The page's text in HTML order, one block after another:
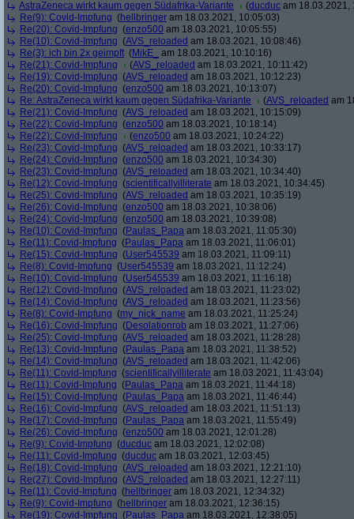
AstraZeneca wirkt kaum gegen Südafrika-Variante
(ducduc am 18.03.2021,
Re(9): Covid-Impfung (hellbringer am 18.03.2021, 10:05:03)
Re(20): Covid-Impfung (enzo500 am 18.03.2021, 10:05:55)
Re(10): Covid-Impfung (AVS_reloaded am 18.03.2021, 10:08:46)
Re(3): ich bin 2x geimpft (MikE_
am 18.03.2021, 10:10:16)
Re(21): Covid-Impfung
(AVS_reloaded am 18.03.2021, 10:11:42)
Re(19): Covid-Impfung (AVS_reloaded am 18.03.2021, 10:12:23)
Re(20): Covid-Impfung (enzo500 am 18.03.2021, 10:13:07)
Re: AstraZeneca wirkt kaum gegen Südafrika-Variante
(AVS_reloaded am
Re(21): Covid-Impfung (AVS_reloaded am 18.03.2021, 10:15:09)
Re(22): Covid-Impfung (enzo500 am 18.03.2021, 10:18:14)
Re(22): Covid-Impfung
(enzo500 am 18.03.2021, 10:24:22)
Re(23): Covid-Impfung (AVS_reloaded am 18.03.2021, 10:33:17)
Re(24): Covid-Impfung (enzo500 am 18.03.2021, 10:34:30)
Re(23): Covid-Impfung (AVS_reloaded am 18.03.2021, 10:34:40)
Re(12): Covid-Impfung (scientificallyilliterate am 18.03.2021, 10:34:45)
Re(25): Covid-Impfung (AVS_reloaded am 18.03.2021, 10:35:19)
Re(26): Covid-Impfung (enzo500 am 18.03.2021, 10:38:06)
Re(24): Covid-Impfung (enzo500 am 18.03.2021, 10:39:08)
Re(10): Covid-Impfung (Paulas_Papa am 18.03.2021, 11:05:30)
Re(11): Covid-Impfung (Paulas_Papa am 18.03.2021, 11:06:01)
Re(15): Covid-Impfung (User545539 am 18.03.2021, 11:09:11)
Re(8): Covid-Impfung (User545539 am 18.03.2021, 11:12:24)
Re(10): Covid-Impfung (User545539 am 18.03.2021, 11:16:18)
Re(12): Covid-Impfung (AVS_reloaded am 18.03.2021, 11:23:02)
Re(14): Covid-Impfung (AVS_reloaded am 18.03.2021, 11:23:56)
Re(8): Covid-Impfung (my_nick_name am 18.03.2021, 11:25:24)
Re(16): Covid-Impfung (Desolationrob am 18.03.2021, 11:27:06)
Re(25): Covid-Impfung (AVS_reloaded am 18.03.2021, 11:28:28)
Re(13): Covid-Impfung (Paulas_Papa am 18.03.2021, 11:38:52)
Re(14): Covid-Impfung (AVS_reloaded am 18.03.2021, 11:42:06)
Re(11): Covid-Impfung (scientificallyilliterate am 18.03.2021, 11:43:04)
Re(11): Covid-Impfung (Paulas_Papa am 18.03.2021, 11:44:18)
Re(15): Covid-Impfung (Paulas_Papa am 18.03.2021, 11:46:44)
Re(16): Covid-Impfung (AVS_reloaded am 18.03.2021, 11:51:13)
Re(17): Covid-Impfung (Paulas_Papa am 18.03.2021, 11:55:49)
Re(26): Covid-Impfung (enzo500 am 18.03.2021, 12:01:28)
Re(9): Covid-Impfung (ducduc am 18.03.2021, 12:02:08)
Re(11): Covid-Impfung (ducduc am 18.03.2021, 12:03:45)
Re(18): Covid-Impfung (AVS_reloaded am 18.03.2021, 12:21:10)
Re(27): Covid-Impfung (AVS_reloaded am 18.03.2021, 12:27:11)
Re(11): Covid-Impfung (hellbringer am 18.03.2021, 12:34:32)
Re(9): Covid-Impfung (hellbringer am 18.03.2021, 12:36:15)
Re(19): Covid-Impfung (Paulas_Papa am 18.03.2021, 12:38:05)